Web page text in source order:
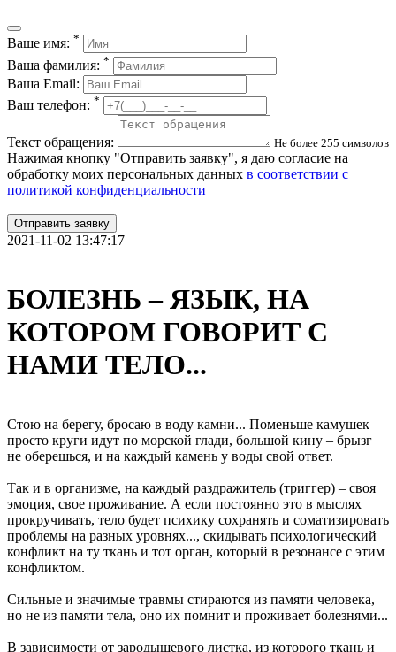
Ваше имя: *
Ваша фамилия: *
Ваша Email:
Ваш телефон: *
Текст обращения: Не более 255 символов
Нажимая кнопку "Отправить заявку", я даю согласие на
обработку моих персональных данных в соответствии с
политикой конфиденциальности
Отправить заявку
2021-11-02 13:47:17
БОЛЕЗНЬ – ЯЗЫК, НА
КОТОРОМ ГОВОРИТ С
НАМИ ТЕЛО...
Стою на берегу, бросаю в воду камни... Поменьше камушек –
просто круги идут по морской глади, большой кину – брызг
не оберешься, и на каждый камень у воды свой ответ.
Так и в организме, на каждый раздражитель (триггер) – своя
эмоция, свое проживание. А если постоянно это в мыслях
прокручивать, тело будет психику сохранять и соматизировать
проблемы на разных уровнях..., скидывать психологический
конфликт на ту ткань и тот орган, который в резонансе с этим
конфликтом.
Сильные и значимые травмы стираются из памяти человека,
но не из памяти тела, оно их помнит и проживает болезнями...
В зависимости от зародышевого листка, из которого ткань и